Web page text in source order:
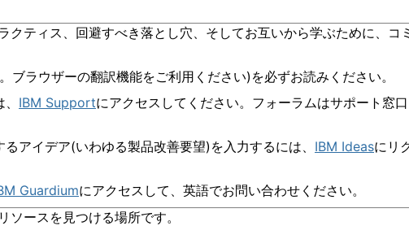
ティス、回避すべき落とし穴、そしてお互いから学ぶために、コミ
ブラウザーの翻訳機能をご利用ください) を必ずお読みください。
IBM Supportにアクセスしてください。フォーラムはサポート窓
るアイデア(いわゆる製品改善要望) を入力するには、 IBM Ideasにリ
Guardiumにアクセスして、英語でお問い合わせください。
ースを見つける場所です。